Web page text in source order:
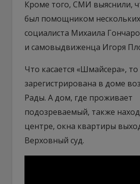
Кроме того, СМИ выяснили,
был помощником
социалиста Михаила
и самовыдвиженца Игоря
Что касается «Шмайсера», то
зарегистрирована в доме
Рады. А дом, где проживает
подозреваемый, также
центре, окна квартиры
Верховный суд.